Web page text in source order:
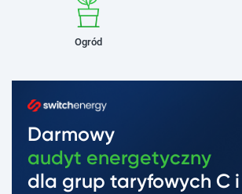
Ogród
Darmowy
audyt energetyczny
dla grup taryfowych C i